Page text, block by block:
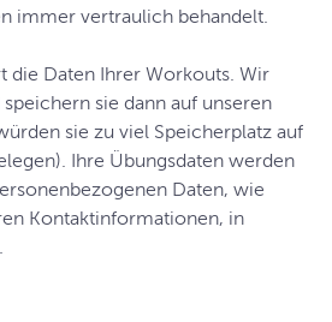
immer vertraulich behandelt.
die Daten Ihrer Workouts. Wir
sie dann auf unseren
sie zu viel Speicherplatz auf
Ihre Übungsdaten werden
Daten, wie
Kontaktinformationen, in